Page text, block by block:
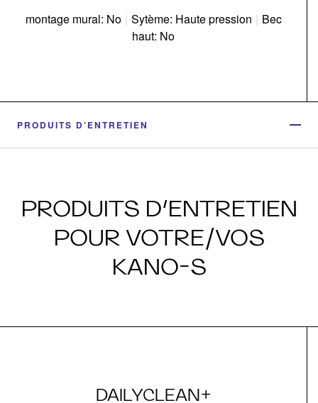
montage mural: No | Sytème: Haute pression | Bec
haut: No
PRODUITS D’ENTRETIEN
PRODUITS D’ENTRETIEN
POUR VOTRE/VOS
KANO-S
DAILYCLEAN+